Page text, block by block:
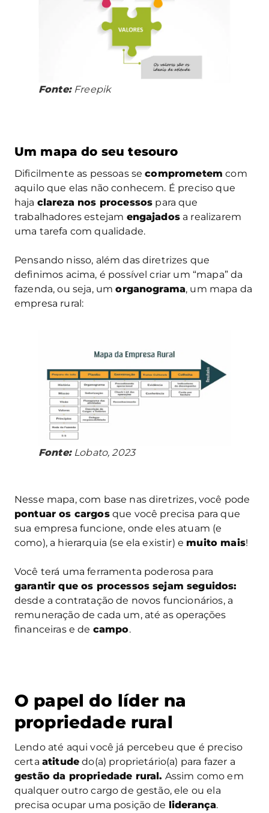
Fonte: Freepik
Um mapa do seu tesouro
Dificilmente as pessoas secomprometem com
aquilo que elas não conhecem. É preciso que
haja clareza nos processos para que
trabalhadores estejam engajadosa realizarem
uma tarefa com qualidade.
Pensando nisso, além das diretrizes que
definimos acima, é possível criar um “mapa” da
fazenda, ou seja, umorganograma, um mapa da
empresa rural:
Fonte:Lobato, 2023
Nesse mapa, com base nas diretrizes, você pode
pontuar os cargosque você precisa para que
sua empresa funcione, onde eles atuam (e
como), a hierarquia (se ela existir) e muito mais!
Você terá uma ferramenta poderosa para
garantir que os processos sejam seguidos:
desde a contratação de novos funcionários, a
remuneração de cada um, até as operações
financeiras e de campo.
O papel do líder na
propriedade rural
Lendo até aqui você já percebeu que é preciso
certa atitude do(a) proprietário(a) para fazer a
gestão da propriedade rural. Assim como em
qualquer outro cargo de gestão, ele ou ela
precisa ocupar uma posição de liderança.